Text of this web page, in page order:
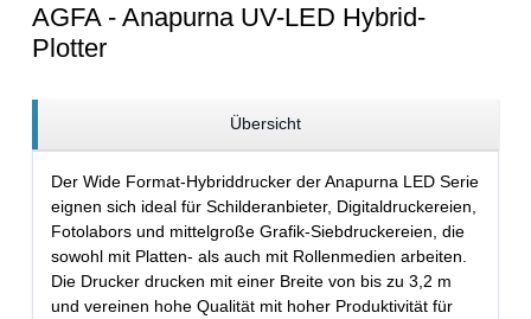
AGFA - Anapurna UV-LED Hybrid-
Plotter
Übersicht
Der Wide Format-Hybriddrucker der Anapurna LED Serie
eignen sich ideal für Schilderanbieter, Digitaldruckereien,
Fotolabors und mittelgroße Grafik-Siebdruckereien, die
sowohl mit Platten- als auch mit Rollenmedien arbeiten.
Die Drucker drucken mit einer Breite von bis zu 3,2 m
und vereinen hohe Qualität mit hoher Produktivität für